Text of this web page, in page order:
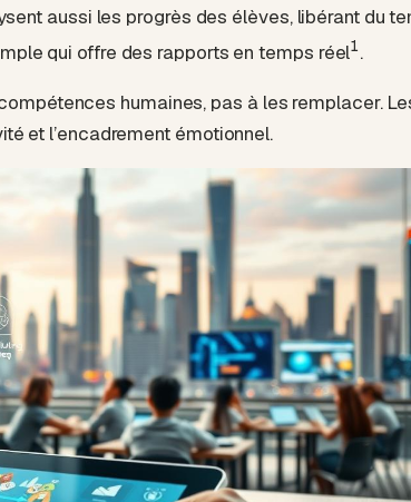
aussi les progrès des élèves, libérant du
qui offre des rapports en temps réel1.
humaines, pas à les remplacer.
et l’encadrement émotionnel.